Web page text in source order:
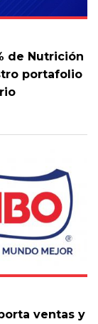
de Nutrición
portafolio
ventas y